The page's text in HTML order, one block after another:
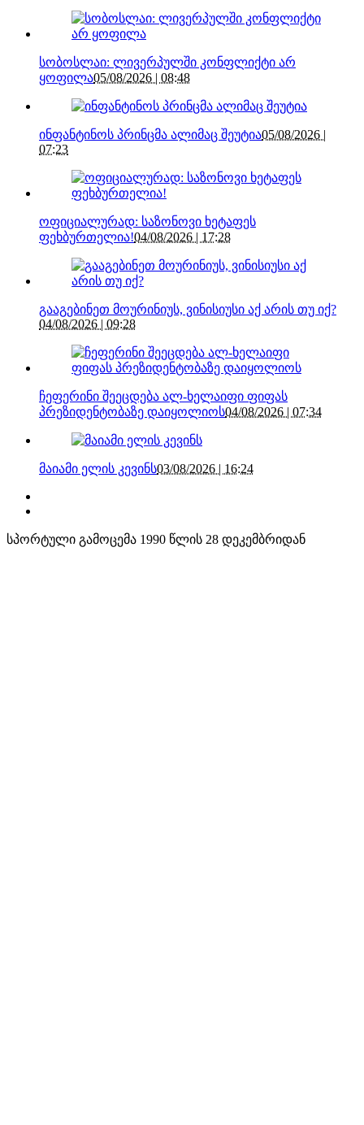
სობოსლაი: ლივერპულში კონფლიქტი არ
ყოფილა05/08/2026 | 08:48
ინფანტინოს პრინცმა ალიმაც შეუტია05/08/2026 |
07:23
ოფიციალურად: საზონოვი ხეტაფეს
ფეხბურთელია!04/08/2026 | 17:28
გააგებინეთ მოურინიუს, ვინისიუსი აქ არის თუ იქ?
04/08/2026 | 09:28
ჩეფერინი შეეცდება ალ-ხელაიფი ფიფას
პრეზიდენტობაზე დაიყოლიოს04/08/2026 | 07:34
მაიამი ელის კევინს03/08/2026 | 16:24
სპორტული გამოცემა 1990 წლის 28 დეკემბრიდან